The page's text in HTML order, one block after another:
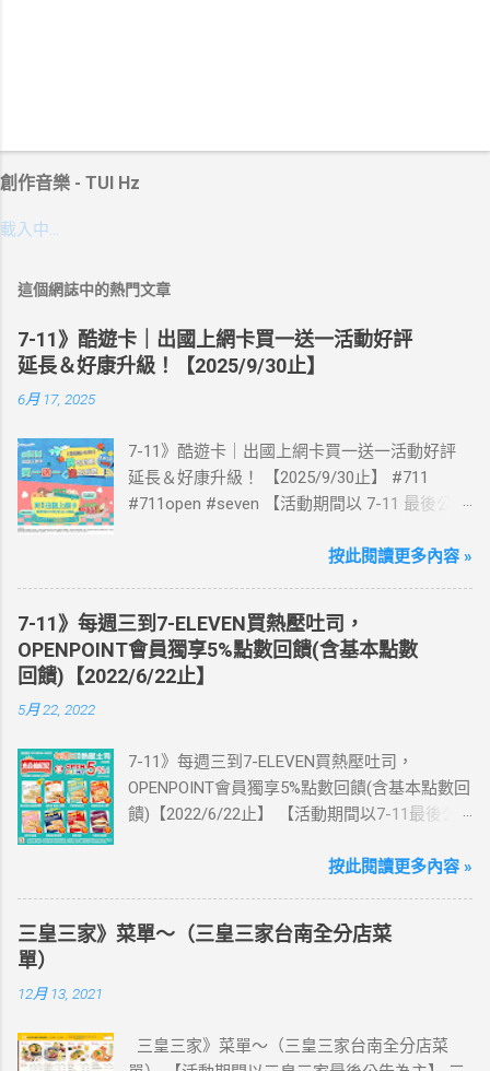
創作音樂 - TUI Hz
載入中…
這個網誌中的熱門文章
7-11》酷遊卡｜出國上網卡買一送一活動好評
延長＆好康升級！【2025/9/30止】
6月 17, 2025
7-11》酷遊卡｜出國上網卡買一送一活動好評
延長＆好康升級！ 【2025/9/30止】 #711
#711open #seven 【活動期間以 7-11 最後公告
國上網卡 方便、快速、享買一送一優惠！ > 實
送王品集團300元即享券。 (出國開通啟用後回
活動網站登錄 【點我登錄】 ) > eSIM出國上網
卡：好康升級！購買eSIM「吃到飽」方案；即
送同天數「吃到飽」方案。 (例：買1張日本5天
來超商買省錢又方便💰 ·活動詳情：好康優惠看
這邊 【點我看好康優惠】 ·eSIM ibon 購買教學
【點我觀看教學】 📲 全球上網首選，速度穩
澳、美國、菲律賓、歐洲、土耳其 熱門地區通
通有 📲 立即取卡免等待超便利 ✈️ 180天彈性開
通不怕過期 🧳 一人買兩人用，享受出國網路自
由~~eSIM吃到飽買一送一 eSIM適用機型： ※
字，表示您的手機支援 eSIM 功能。 ●不支援鎖
按此閱讀更多內容 »
7-11》每週三到7-ELEVEN買熱壓吐司，
OPENPOINT會員獨享5%點數回饋(含基本點數
回饋)【2022/6/22止】
5月 22, 2022
7-11》每週三到7-ELEVEN買熱壓吐司，
OPENPOINT會員獨享5%點數回饋(含基本點數回
饋)【2022/6/22止】 【活動期間以7-11最後公
111/5/4~6/22 每週三到7-ELEVEN買熱壓吐司
饋) 【販售門市查詢】
https://emap.pcsc.com.tw/emap.aspx# 小編推
台式傳統口味~好評回購 注意事項 1.本優惠不得
按此閱讀更多內容 »
三皇三家》菜單～（三皇三家台南全分店菜
單）
12月 13, 2021
三皇三家》菜單～（三皇三家台南全分店菜